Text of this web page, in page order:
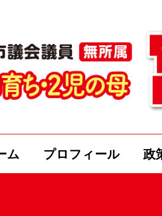
ム プロフィール 政